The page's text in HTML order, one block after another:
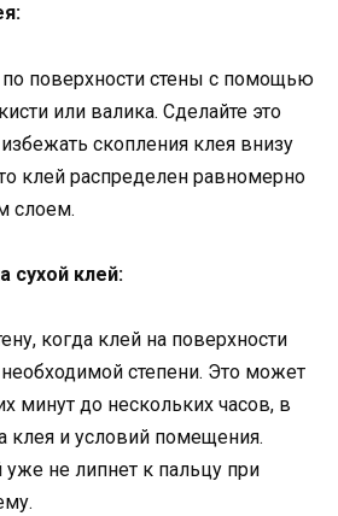
по поверхности стены с помощью
или валика. Сделайте это
скопления клея внизу
клей распределен равномерно
слоем.
сухой клей:
когда клей на поверхности
степени. Это может
минут до нескольких часов, в
клея и условий помещения.
уже не липнет к пальцу при